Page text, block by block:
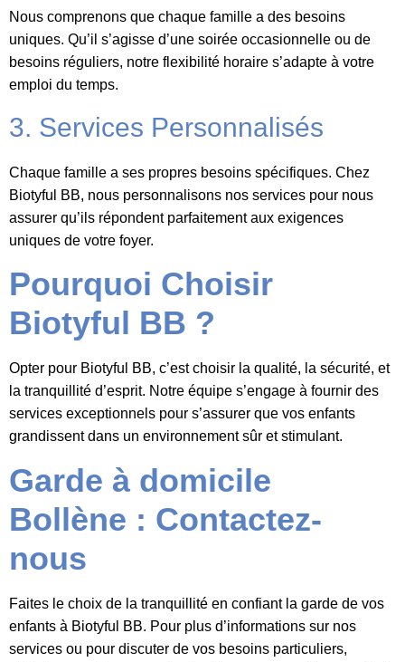
Nous comprenons que chaque famille a des besoins
uniques. Qu’il s’agisse d’une soirée occasionnelle ou de
besoins réguliers, notre flexibilité horaire s’adapte à votre
emploi du temps.
3. Services Personnalisés
Chaque famille a ses propres besoins spécifiques. Chez
Biotyful BB, nous personnalisons nos services pour nous
assurer qu’ils répondent parfaitement aux exigences
uniques de votre foyer.
Pourquoi Choisir
Biotyful BB ?
Opter pour Biotyful BB, c’est choisir la qualité, la sécurité, et
la tranquillité d’esprit. Notre équipe s’engage à fournir des
services exceptionnels pour s’assurer que vos enfants
grandissent dans un environnement sûr et stimulant.
Garde à domicile
Bollène : Contactez-
nous
Faites le choix de la tranquillité en confiant la garde de vos
enfants à Biotyful BB. Pour plus d’informations sur nos
services ou pour discuter de vos besoins particuliers,